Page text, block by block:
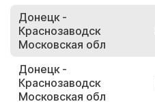
Донецк -
Краснозаводск
Московская обл
Донецк -
Краснозаводск
Московская обл